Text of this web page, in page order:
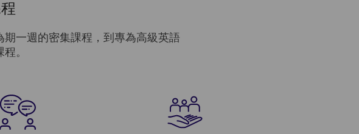
一週的密集課程，到專為高級英語
。